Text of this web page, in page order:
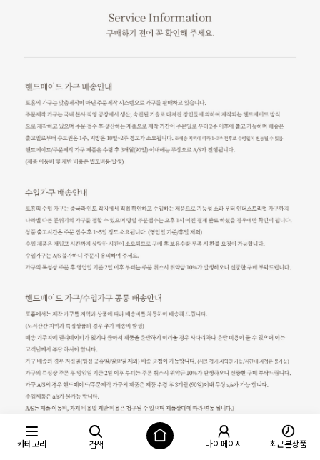
카테고리 검색 마이페이지 최근본상품